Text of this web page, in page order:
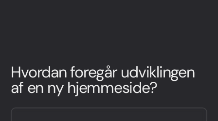
Hvordan foregår udviklingen
af en ny hjemmeside?